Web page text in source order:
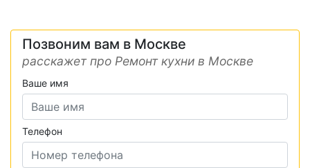
Позвоним вам в Москве
расскажет про Ремонт кухни в Москве
Ваше имя
Телефон